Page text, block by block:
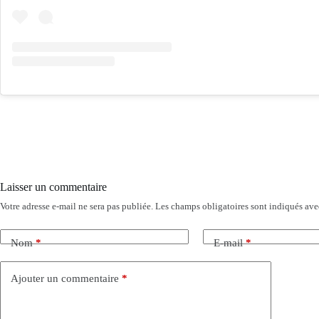
Laisser un commentaire
Votre adresse e-mail ne sera pas publiée. Les champs obligatoires sont indiqués
Nom* E-mail*
Ajouter un commentaire *